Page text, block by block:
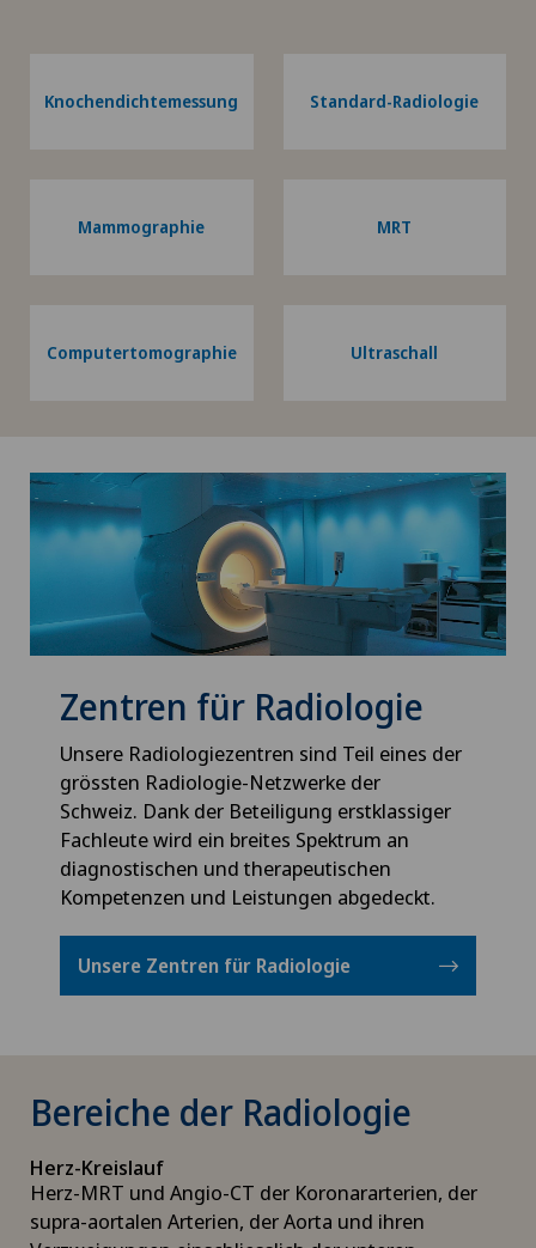
Knochendichtemessung Standard-Radiologie
Mammographie MRT
Computertomographie Ultraschall
Zentren für Radiologie
Unsere Radiologiezentren sind Teil eines der
grössten Radiologie-Netzwerke der
Schweiz. Dank der Beteiligung erstklassiger
Fachleute wird ein breites Spektrum an
diagnostischen und therapeutischen
Kompetenzen und Leistungen abgedeckt.
Unsere Zentren für Radiologie
Bereiche der Radiologie
Herz-Kreislauf
Herz-MRT und Angio-CT der Koronararterien, der
supra-aortalen Arterien, der Aorta und ihren